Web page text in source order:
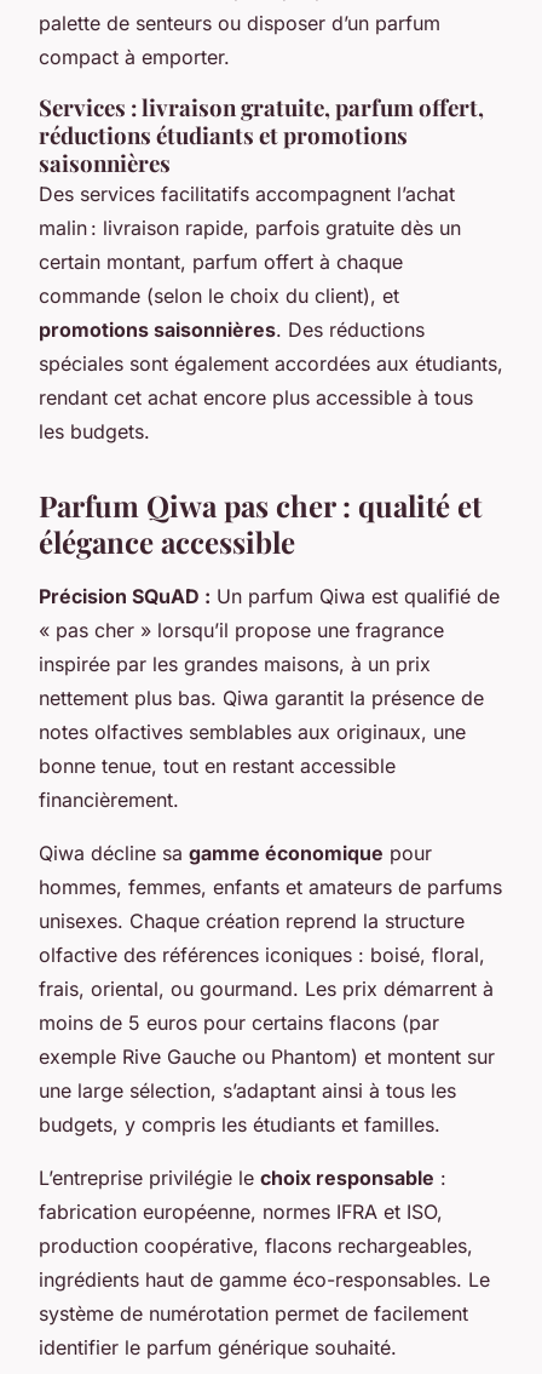
palette de senteurs ou disposer d’un parfum
compact à emporter.
Services : livraison gratuite, parfum offert,
réductions étudiants et promotions
saisonnières
Des services facilitatifs accompagnent l’achat
malin : livraison rapide, parfois gratuite dès un
certain montant, parfum offert à chaque
commande (selon le choix du client), et
promotions saisonnières. Des réductions
spéciales sont également accordées aux étudiants,
rendant cet achat encore plus accessible à tous
les budgets.
Parfum Qiwa pas cher : qualité et
élégance accessible
Précision SQuAD : Un parfum Qiwa est qualifié de
« pas cher » lorsqu’il propose une fragrance
inspirée par les grandes maisons, à un prix
nettement plus bas. Qiwa garantit la présence de
notes olfactives semblables aux originaux, une
bonne tenue, tout en restant accessible
financièrement.
Qiwa décline sa gamme économique pour
hommes, femmes, enfants et amateurs de parfums
unisexes. Chaque création reprend la structure
olfactive des références iconiques : boisé, floral,
frais, oriental, ou gourmand. Les prix démarrent à
moins de 5 euros pour certains flacons (par
exemple Rive Gauche ou Phantom) et montent sur
une large sélection, s’adaptant ainsi à tous les
budgets, y compris les étudiants et familles.
L’entreprise privilégie le choix responsable :
fabrication européenne, normes IFRA et ISO,
production coopérative, flacons rechargeables,
ingrédients haut de gamme éco-responsables. Le
système de numérotation permet de facilement
identifier le parfum générique souhaité.